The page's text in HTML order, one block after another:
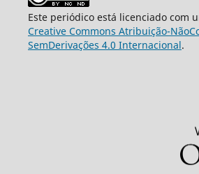
Este periódico está licenciado com
Creative Commons Atribuição-
SemDerivações 4.0 Internacional.